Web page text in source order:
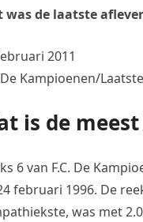
was de laatste
2011
De Kampioenen/
is de
6 van F.C. De
februari 1996. De
was met